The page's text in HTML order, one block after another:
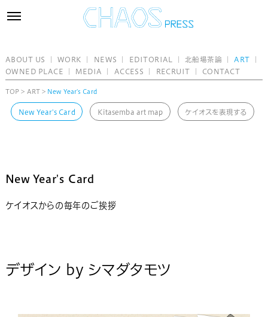
toggle
ABOUT US WORK NEWS EDITORIAL 北船場茶論 ART
OWNED PLACE
MEDIA ACCESS RECRUIT CONTACT
New Year's Card Kitasemba art map ケイオスを表現する
TOP > ART> New Year's Card
New Year's Card
ケイオスからの毎年のご挨拶
デザイン by シマダタモツ